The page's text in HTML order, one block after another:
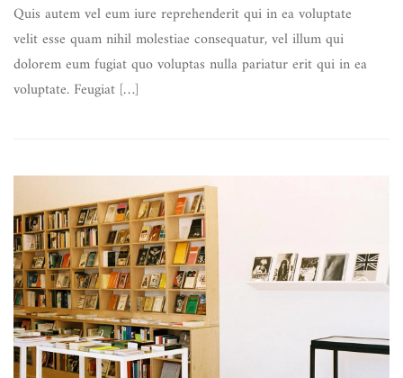
Quis autem vel eum iure reprehenderit qui in ea voluptate
velit esse quam nihil molestiae consequatur, vel illum qui
dolorem eum fugiat quo voluptas nulla pariatur erit qui in ea
voluptate. Feugiat […]